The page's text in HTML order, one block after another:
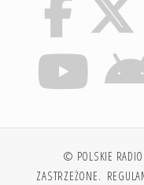
© POLSKIE RADIO
ZASTRZEŻONE.